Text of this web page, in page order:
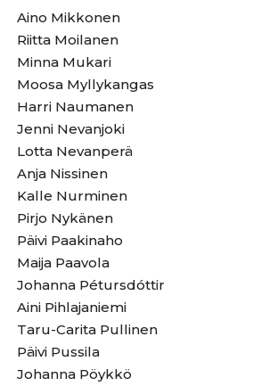
Aino Mikkonen
Riitta Moilanen
Minna Mukari
Moosa Myllykangas
Harri Naumanen
Jenni Nevanjoki
Lotta Nevanperä
Anja Nissinen
Kalle Nurminen
Pirjo Nykänen
Päivi Paakinaho
Maija Paavola
Johanna Pétursdóttir
Aini Pihlajaniemi
Taru-Carita Pullinen
Päivi Pussila
Johanna Pöykkö